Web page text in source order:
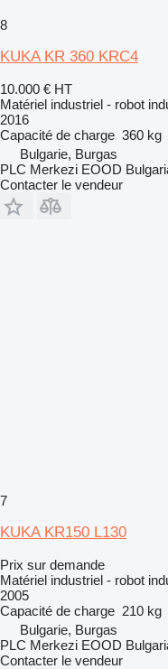
8
KUKA KR 360 KRC4
10.000 € HT
Matériel industriel - robot
2016
Capacité de charge 360 kg
Bulgarie, Burgas
PLC Merkezi EOOD
Contacter le vendeur
7
KUKA KR150 L130
Prix sur demande
Matériel industriel - robot
2005
Capacité de charge 210 kg
Bulgarie, Burgas
PLC Merkezi EOOD
Contacter le vendeur